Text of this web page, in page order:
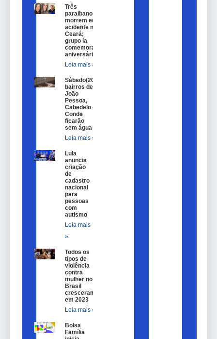
Três
paraibanos
morrem em
acidente no
Ceará;
grupo ia
comemorar
aniversário
Leia mais »
Sábado(20)
bairros de
João
Pessoa,
Cabedelo e
Conde
ficarão
sem água
Leia mais »
Lula
anuncia
criação
de
cadastro
nacional
para
pessoas
com
autismo
Leia mais
»
Todos os
tipos de
violência
contra
mulher no
Brasil
cresceram
em 2023
Leia mais »
Bolsa
Família